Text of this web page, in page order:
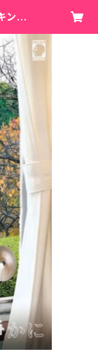
ング